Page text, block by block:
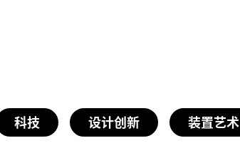
科技 设计创新 装置艺术